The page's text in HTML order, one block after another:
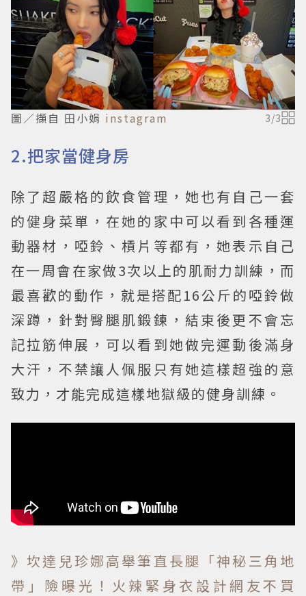
圖／擷自 田小娟 instagram 3/3
2.把家當健身房
除了超嚴格的飲食管理，她也有自己一套
的健身菜單，在她的家中可以看到各種運
動器材，啞鈴、槓片等都有，她表示自己
在一周會在家做3次以上的肌耐力訓練，而
最喜歡的動作，就是搭配16公斤的啞鈴做
深蹲，針對臀腿肌鍛鍊，結束後更不會忘
記拉筋伸展，可以看到她做完運動後滿身
大汗，不禁讓人佩服只有她這樣超強的意
致力，才能完成這樣地獄級的健身訓練。
》坎達兒珍娜高舉筆直長腿「神秘三角地
帶」險曝光！火辣緊身衣設計網友不買